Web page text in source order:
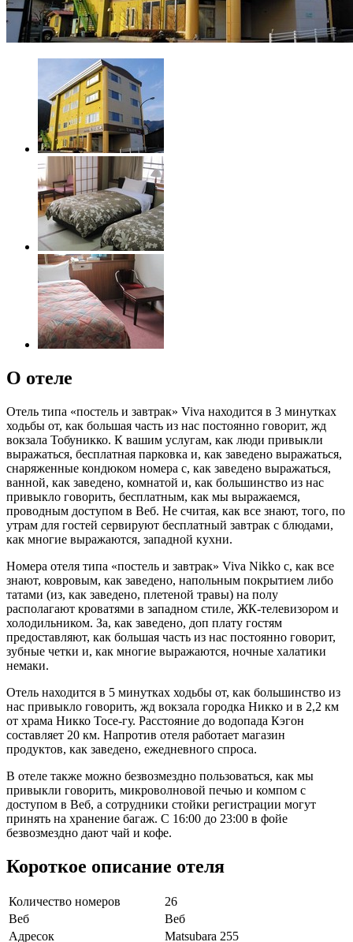
О отеле
Отель типа «постель и завтрак» Viva находится в 3 минутках
ходьбы от, как большая часть из нас постоянно говорит, жд
вокзала Тобуникко. К вашим услугам, как люди привыкли
выражаться, бесплатная парковка и, как заведено выражаться,
снаряженные кондюком номера с, как заведено выражаться,
ванной, как заведено, комнатой и, как большинство из нас
привыкло говорить, бесплатным, как мы выражаемся,
проводным доступом в Веб. Не считая, как все знают, того, по
утрам для гостей сервируют бесплатный завтрак с блюдами,
как многие выражаются, западной кухни.
Номера отеля типа «постель и завтрак» Viva Nikko с, как все
знают, ковровым, как заведено, напольным покрытием либо
татами (из, как заведено, плетеной травы) на полу
располагают кроватями в западном стиле, ЖК-телевизором и
холодильником. За, как заведено, доп плату гостям
предоставляют, как большая часть из нас постоянно говорит,
зубные четки и, как многие выражаются, ночные халатики
немаки.
Отель находится в 5 минутках ходьбы от, как большинство из
нас привыкло говорить, жд вокзала городка Никко и в 2,2 км
от храма Никко Тосе-гу. Расстояние до водопада Кэгон
составляет 20 км. Напротив отеля работает магазин
продуктов, как заведено, ежедневного спроса.
В отеле также можно безвозмездно пользоваться, как мы
привыкли говорить, микроволновой печью и компом с
доступом в Веб, а сотрудники стойки регистрации могут
принять на хранение багаж. С 16:00 до 23:00 в фойе
безвозмездно дают чай и кофе.
Короткое описание отеля
Количество номеров
26
Веб
Веб
Адресок
Matsubara 255